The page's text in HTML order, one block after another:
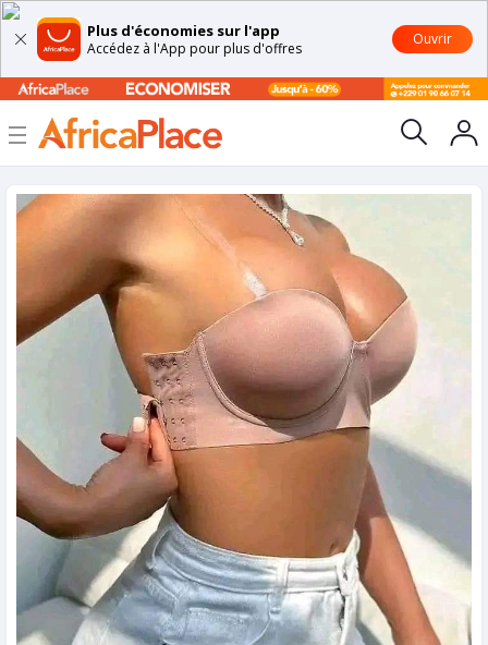
Plus d'économies sur l'app
Accédez à l'App pour plus d'offres
Ouvrir